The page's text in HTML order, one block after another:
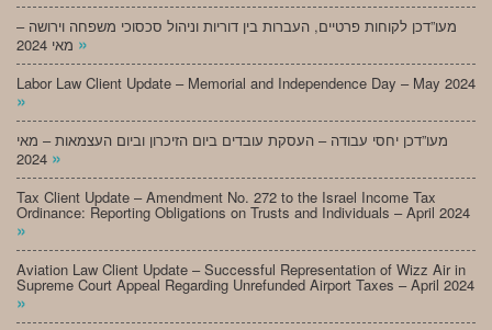
מעו”דכן לקוחות פרטיים, העברות בין דוריות וניהול סכסוכי משפחה וירושה –
»
Labor Law Client Update – Memorial and Independence Day – May 2024
»
מעו”דכן יחסי עבודה – העסקת עובדים ביום הזיכרון וביום העצמאות – מאי
»
Tax Client Update – Amendment No. 272 to the Israel Income Tax
Ordinance: Reporting Obligations on Trusts and Individuals – April 2024
»
Aviation Law Client Update – Successful Representation of Wizz Air in
Supreme Court Appeal Regarding Unrefunded Airport Taxes – April 2024
»